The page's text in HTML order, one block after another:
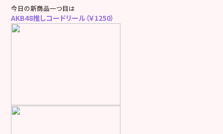
今日の新商品一つ目は
AKB48推しコードリール（￥1250）